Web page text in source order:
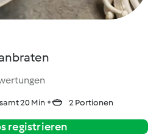
20 Min 2 Portionen
registrieren